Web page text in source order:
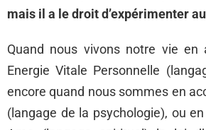
mais il a le droit d’expérimenter
Quand nous vivons notre vie en
Energie Vitale Personnelle
encore quand nous sommes en
(langage de la psychologie), ou